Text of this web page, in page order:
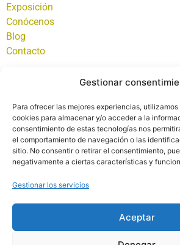
Gestionar
Para ofrecer las mejores experiencias,
cookies para almacenar y/o acceder a la
consentimiento de estas tecnologías nos
el comportamiento de navegación o las
sitio. No consentir o retirar el consentimiento,
negativamente a ciertas características y
Gestionar los servicios
Aceptar
Exposición
Conócenos
Blog
Contacto
Política de Privacidad
Política de Cookies
CONTACTO
C/. Carrera de San Roque, 12 23750 -
953 520 011
953 520 012